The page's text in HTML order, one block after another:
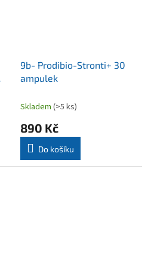
9b- Prodibio-Stronti+ 30
ampulek
Skladem (>5 ks)
890 Kč
Do košíku